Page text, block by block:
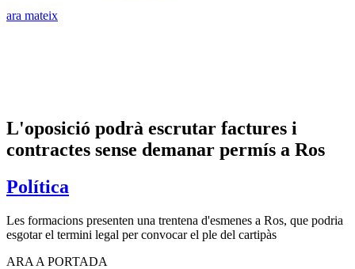
ara mateix
L'oposició podrà escrutar factures i
contractes sense demanar permís a Ros
Política
Les formacions presenten una trentena d'esmenes a Ros, que podria
esgotar el termini legal per convocar el ple del cartipàs
ARA A PORTADA